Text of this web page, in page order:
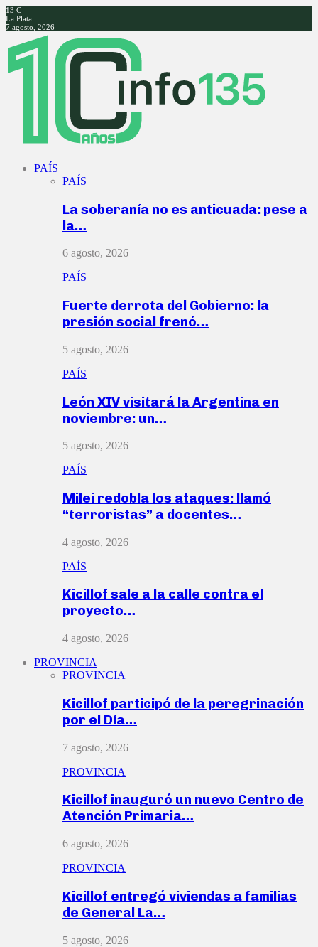
13 C
La Plata
7 agosto, 2026
Facebook
Twitter
Instagram
Youtube
PAÍS
PAÍS
La soberanía no es anticuada: pese a
la…
6 agosto, 2026
PAÍS
Fuerte derrota del Gobierno: la
presión social frenó…
5 agosto, 2026
PAÍS
León XIV visitará la Argentina en
noviembre: un…
5 agosto, 2026
PAÍS
Milei redobla los ataques: llamó
“terroristas” a docentes…
4 agosto, 2026
PAÍS
Kicillof sale a la calle contra el
proyecto…
4 agosto, 2026
PROVINCIA
PROVINCIA
Kicillof participó de la peregrinación
por el Día…
7 agosto, 2026
PROVINCIA
Kicillof inauguró un nuevo Centro de
Atención Primaria…
6 agosto, 2026
PROVINCIA
Kicillof entregó viviendas a familias
de General La…
5 agosto, 2026